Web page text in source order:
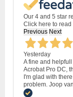
Our 4 and 5 star
Click here to read
Previous Next
Yesterday
A fine and
Acrobat Pro DC,
I'm glad with
problem. Joop